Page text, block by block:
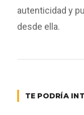
autenticidad y
desde ella.
TE PODRÍA